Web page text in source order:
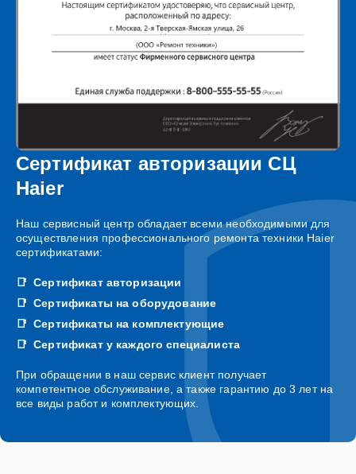
Сертификат авторизации СЦ
Haier
Наш сервисный центр обладает всеми необходимыми для
осуществления профессионального ремонта техники Haier
сертификатами:
Сертификат авторизации
Сертификаты на оборудование
Сертификаты на комплектующие
Сертификат у каждого специалиста
При обращении в наш сервис клиент получает
компетентное обслуживание, а также гарантию до 3 лет на
все виды работ и комплектующих.